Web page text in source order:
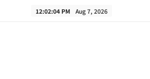
12:02:05 PM Aug 7, 2026